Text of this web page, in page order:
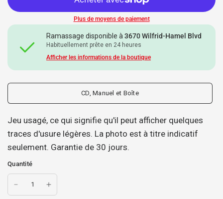
Plus de moyens de paiement
Ramassage disponible à3670 Wilfrid-Hamel Blvd
Habituellement prête en 24 heures
Afficher les informations de la boutique
CD, Manuel et Boîte
Jeu usagé, ce qui signifie qu'il peut afficher quelques
traces d'usure légères. La photo est à titre indicatif
seulement. Garantie de 30 jours.
Quantité